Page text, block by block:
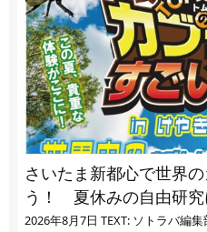
さいたま新都心で世界
う！ 夏休みの自由研究
ト
2026年8月7日 TEXT: ソトラバ編集